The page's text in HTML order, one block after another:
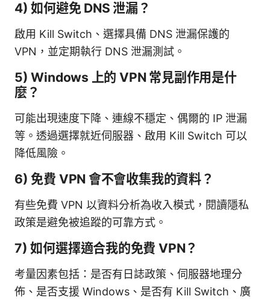
4) 如何避免 DNS 泄漏？
啟用 Kill Switch、選擇具備 DNS 泄漏保護的
VPN，並定期執行 DNS 泄漏測試。
5) Windows 上的 VPN 常見副作用是什
麼？
可能出現速度下降、連線不穩定、偶爾的 IP 泄漏
等。透過選擇就近伺服器、啟用 Kill Switch 可以
降低風險。
6) 免費 VPN 會不會收集我的資料？
有些免費 VPN 以資料分析為收入模式，閱讀隱私
政策是避免被追蹤的可靠方式。
7) 如何選擇適合我的免費 VPN？
考量因素包括：是否有日誌政策、伺服器地理分
佈、是否支援 Windows、是否有 Kill Switch、廣